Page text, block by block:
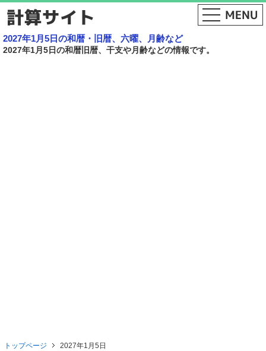
2027年1月5日の和暦・旧暦、六曜、月齢など
2027年1月5日の和暦旧暦、干支や月齢などの情報です。
トップページ 2027年1月5日